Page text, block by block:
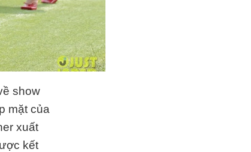
show
mặt của
xuất
kết